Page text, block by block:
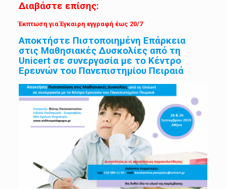
Διαβάστε επίσης:
Έκπτωση για Έγκαιρη εγγραφή έως 20/7
Αποκτήστε Πιστοποιημένη Επάρκεια
στις Μαθησιακές Δυσκολίες από τη
Unicert σε συνεργασία με το Κέντρο
Ερευνών του Πανεπιστημίου Πειραιά